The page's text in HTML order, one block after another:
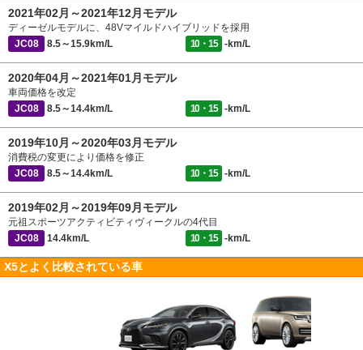
2021年02月～2021年12月モデル
ディーゼルモデルに、48Vマイルドハイブリッドを採用
JC08
8.5～15.9km/L 10・15 -km/L
2020年04月～2021年01月モデル
車両価格を改定
JC08
8.5～14.4km/L 10・15 -km/L
2019年10月～2020年03月モデル
消費税の変更により価格を修正
JC08
8.5～14.4km/L 10・15 -km/L
2019年02月～2019年09月モデル
元祖スポーツアクティビティヴィークルの4代目
JC08
14.4km/L 10・15 -km/L
X5とよく比較されている車